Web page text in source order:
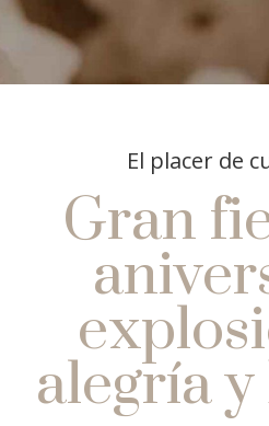
El placer de
Gran
alegría